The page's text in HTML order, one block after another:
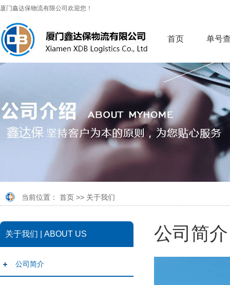
厦门鑫达保物流有限公司欢迎您！
首页 单号
当前位置： 首页 >> 关于我们
关于我们 | ABOUT US
公司简介
公司简介